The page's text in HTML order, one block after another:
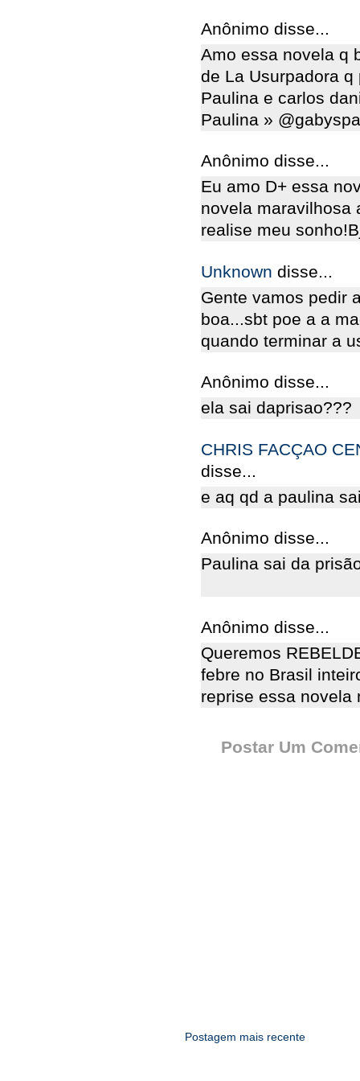
Anônimo disse...
Amo essa novela q
de La Usurpadora
Paulina e carlos
Paulina »
Anônimo disse...
Eu amo D+ essa
novela maravilhosa
realise meu
Unknown disse...
Gente vamos pedir
boa...sbt poe a a
quando terminar a
Anônimo disse...
ela sai daprisao???
CHRIS FACÇAO
disse...
e aq qd a paulina
Anônimo disse...
Paulina sai da
Anônimo disse...
Queremos
febre no Brasil
reprise essa novela
Postar Um
Postagem mais recente